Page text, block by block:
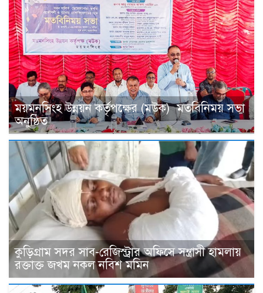
ময়মনসিংহ উন্নয়ন কর্তৃপক্ষের (মউক) মতবিনিময় সভা
অনুষ্ঠিত
কুড়িগ্রাম সদর সাব-রেজিস্ট্রার অফিসে সন্ত্রাসী হামলায়
রক্তাক্ত জখম নকল নবিশ মমিন